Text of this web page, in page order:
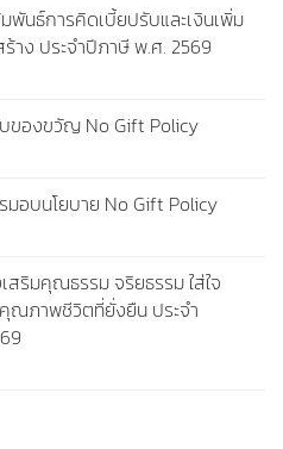
พันธ์การคิดเบี้ยปรับและเงินเพิ่ม
าง ประจำปีภาษี พ.ศ. 2569
บของขวัญ No Gift Policy
มอบนโยบาย No Gift Policy
ริมคุณธรรม จริยธรรม ใส่ใจ
ภาพชีวิตที่ยั่งยืน ประจำ